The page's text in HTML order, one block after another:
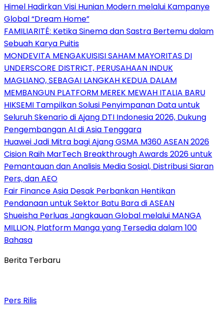
Himel Hadirkan Visi Hunian Modern melalui Kampanye
Global “Dream Home”
FAMILIARITÉ: Ketika Sinema dan Sastra Bertemu dalam
Sebuah Karya Puitis
MONDEVITA MENGAKUISISI SAHAM MAYORITAS DI
UNDERSCORE DISTRICT, PERUSAHAAN INDUK
MAGLIANO, SEBAGAI LANGKAH KEDUA DALAM
MEMBANGUN PLATFORM MEREK MEWAH ITALIA BARU
HIKSEMI Tampilkan Solusi Penyimpanan Data untuk
Seluruh Skenario di Ajang DTI Indonesia 2026, Dukung
Pengembangan AI di Asia Tenggara
Huawei Jadi Mitra bagi Ajang GSMA M360 ASEAN 2026
Cision Raih MarTech Breakthrough Awards 2026 untuk
Pemantauan dan Analisis Media Sosial, Distribusi Siaran
Pers, dan AEO
Fair Finance Asia Desak Perbankan Hentikan
Pendanaan untuk Sektor Batu Bara di ASEAN
Shueisha Perluas Jangkauan Global melalui MANGA
MILLION, Platform Manga yang Tersedia dalam 100
Bahasa
Berita Terbaru
Pers Rilis